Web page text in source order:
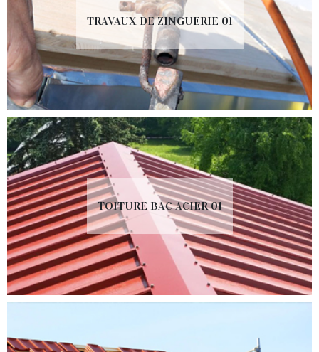
TRAVAUX DE ZINGUERIE 01
TOITURE BAC ACIER 01